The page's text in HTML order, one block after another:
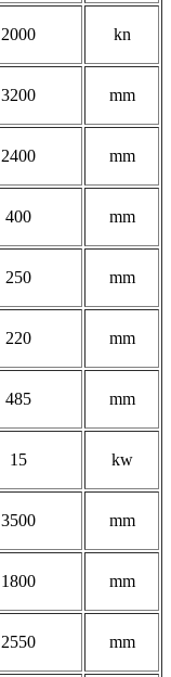
2000 kn
3200 mm
2400 mm
400 mm
250 mm
220 mm
485 mm
15 kw
3500 mm
1800 mm
2550 mm